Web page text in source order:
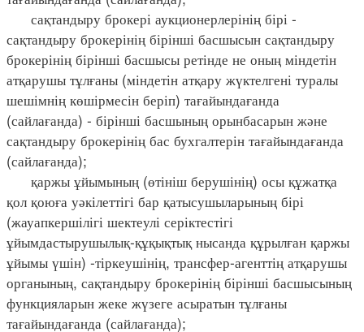
сақтандыру брокері аукционерлерінің бірі -
сақтандыру брокерінің бірінші басшысын сақтандыру
брокерінің бірінші басшысы ретінде не оның міндетін
атқарушы тұлғаны (міндетін атқару жүктелгені туралы
шешімнің көшірмесін беріп) тағайындағанда
(сайлағанда) - бірінші басшының орынбасарын және
сақтандыру брокерінің бас бухгалтерін тағайындағанда
(сайлағанда);
қаржы ұйымының (өтініш берушінің) осы құжатқа
қол қоюға уәкілеттігі бар қатысушыларының бірі
(жауапкершілігі шектеулі серіктестігі
ұйымдастырушылық-құқықтық нысанда құрылған қаржы
ұйымы үшін) -тіркеушінің, трансфер-агенттің атқарушы
органының, сақтандыру брокерінің бірінші басшысының
функцияларын жеке жүзеге асыратын тұлғаны
тағайындағанда (сайлағанда);